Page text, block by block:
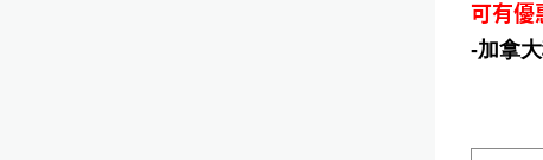
可有優
-加拿